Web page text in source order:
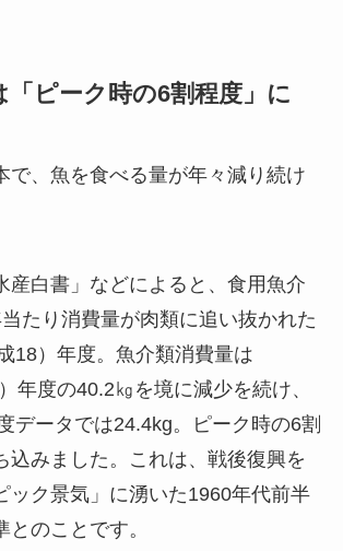
「ピーク時の6割程度」に
、魚を食べる量が年々減り続け
白書」などによると、食用魚介
たり消費量が肉類に追い抜かれた
18）年度。魚介類消費量は
年度の40.2㎏を境に減少を続け、
データでは24.4kg。ピーク時の6割
込みました。これは、戦後復興を
ック景気」に湧いた1960年代前半
とのことです。